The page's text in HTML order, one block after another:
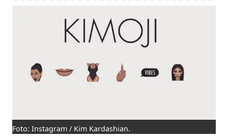
Foto: Instagram / Kim Kardashian.